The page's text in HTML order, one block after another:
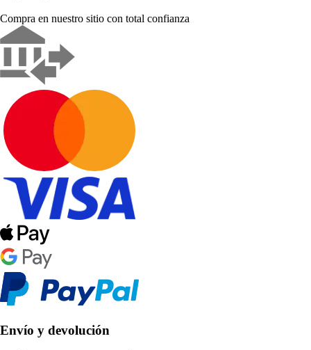
Compra en nuestro sitio con total confianza
Envío y devolución